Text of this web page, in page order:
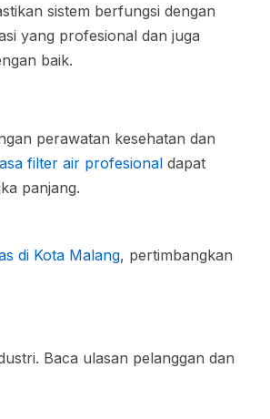
sistem berfungsi dengan
yang profesional dan juga
baik.
perawatan kesehatan dan
filter air profesional dapat
panjang.
di Kota Malang, pertimbangkan
Baca ulasan pelanggan dan